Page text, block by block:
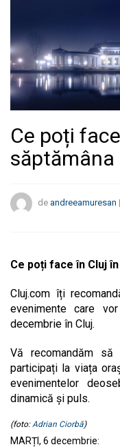
Ce poți
săptămâna
de andreeamuresan |
Ce poți face în Cluj
Cluj.com îți
evenimente care
decembrie în Cluj.
Vă recomandăm
participați la viața
evenimentelor
dinamică și puls.
(foto:Adrian Ciorbă)
MARȚI, 6 decembrie: